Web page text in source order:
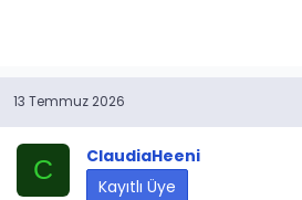
13 Temmuz 2026
C
ClaudiaHeeni
Kayıtlı Üye